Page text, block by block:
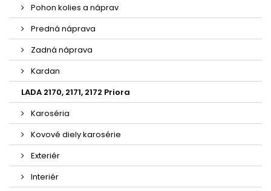
Pohon kolies a náprav
Predná náprava
Zadná náprava
Kardan
LADA 2170, 2171, 2172 Priora
Karoséria
Kovové diely karosérie
Exteriér
Interiér